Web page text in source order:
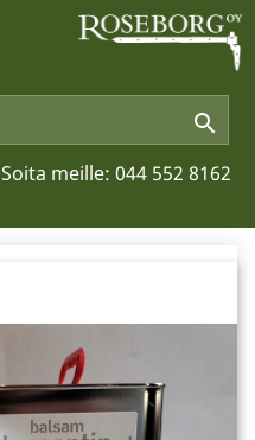

Soita meille: 044 552 8162